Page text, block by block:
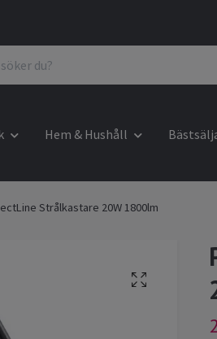
Hem & Hushåll
Strålkastare 20W 1800lm